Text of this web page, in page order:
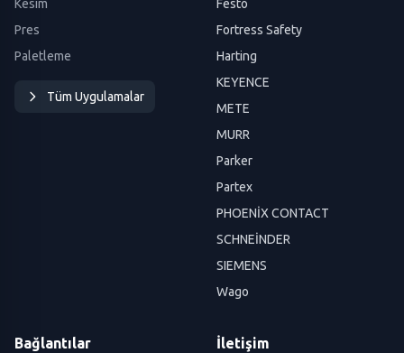
Kesim
Pres
Paletleme
Tüm Uygulamalar
Festo
Fortress Safety
Harting
KEYENCE
METE
MURR
Parker
Partex
PHOENİX CONTACT
SCHNEİNDER
SIEMENS
Wago
Bağlantılar İletişim